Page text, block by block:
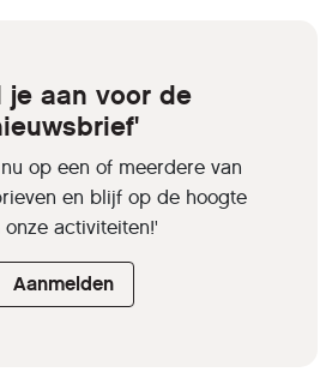
je aan voor de
op een of meerdere van
en blijf op de hoogte
onze activiteiten!'
Aanmelden